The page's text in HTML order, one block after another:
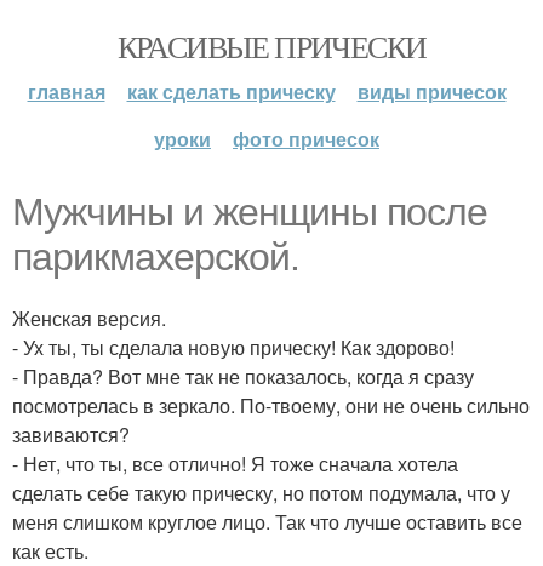
КРАСИВЫЕ ПРИЧЕСКИ
главная как сделать прическу
виды причесок
уроки
фото причесок
Мужчины и женщины после
парикмахерской.
Женская версия.
- Ух ты, ты сделала новую прическу! Как здорово!
- Правда? Вот мне так не показалось, когда я сразу
посмотрелась в зеркало. По-твоему, они не очень сильно
завиваются?
- Нет, что ты, все отлично! Я тоже сначала хотела
сделать себе такую прическу, но потом подумала, что у
меня слишком круглое лицо. Так что лучше оставить все
как есть.